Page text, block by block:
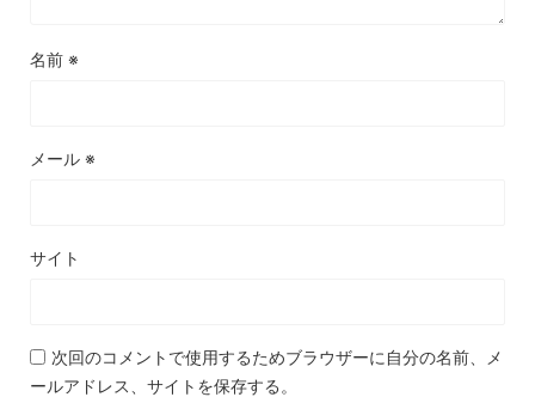
名前 ※
メール ※
サイト
次回のコメントで使用するためブラウザーに自分の名前、メ
ールアドレス、サイトを保存する。